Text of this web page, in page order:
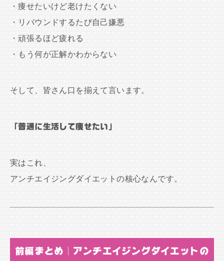
・痩せたいけど老けたくない
・リバウンドするたび自己嫌悪
・頑張るほど疲れる
・もう何が正解かわからない
そして、皆さん口を揃えて言います。
「普通に生活して痩せたい」
実はこれ、
アンチエイジングダイエットの核心なんです。
前編まとめ｜アンチエイジングダイエットの